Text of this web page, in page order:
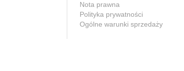
Nota prawna
Polityka prywatności
Ogólne warunki sprzedaży